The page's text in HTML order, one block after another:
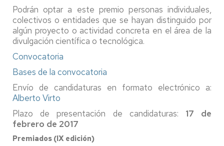
Podrán optar a este premio personas individuales,
colectivos o entidades que se hayan distinguido por
algún proyecto o actividad concreta en el área de la
divulgación científica o tecnológica.
Convocatoria
Bases de la convocatoria
Envío de candidaturas en formato electrónico a:
Alberto Virto
Plazo de presentación de candidaturas: 17 de
febrero de 2017
Premiados (IX edición)